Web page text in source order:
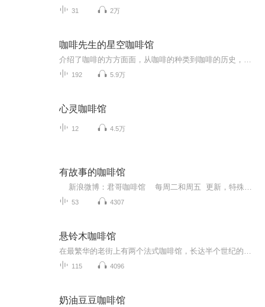
31 2万
咖啡先生的星空咖啡馆
192 5.9万
心灵咖啡馆
12 4.5万
有故事的咖啡馆
53 4307
悬铃木咖啡馆
115 4096
奶油豆豆咖啡馆